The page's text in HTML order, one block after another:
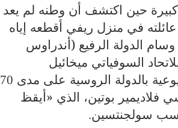
حين اكتشف أن وطنه لم يعد
في منزل ريفي أقطعه إياه
الدولة الرفيع (أندراوس
السوفياتي ميخائيل
بالدولة الروسية على مدى 70
فلاديمير بوتين، الذي «أيقظ
سولجنتسين.